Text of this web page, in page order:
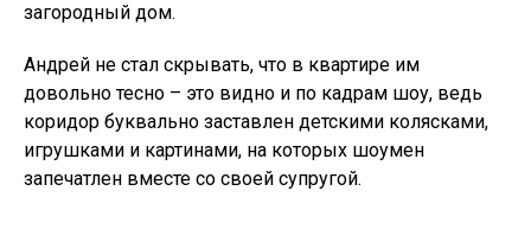
загородный дом.
Андрей не стал скрывать, что в квартире им
довольно тесно – это видно и по кадрам шоу, ведь
коридор буквально заставлен детскими колясками,
игрушками и картинами, на которых шоумен
запечатлен вместе со своей супругой.